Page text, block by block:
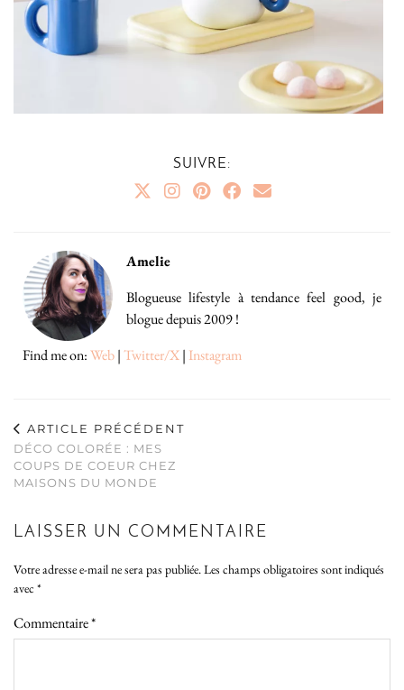
SUIVRE:
Amelie
Blogueuse lifestyle à tendance feel good, je
blogue depuis 2009 !
Find me on:Web|Twitter/X| Instagram
ARTICLE PRÉCÉDENT
DÉCO COLORÉE : MES
COUPS DE COEUR CHEZ
MAISONS DU MONDE
LAISSER UN COMMENTAIRE
Votre adresse e-mail ne sera pas publiée.Les champs obligatoires sont indiqués
avec *
Commentaire*